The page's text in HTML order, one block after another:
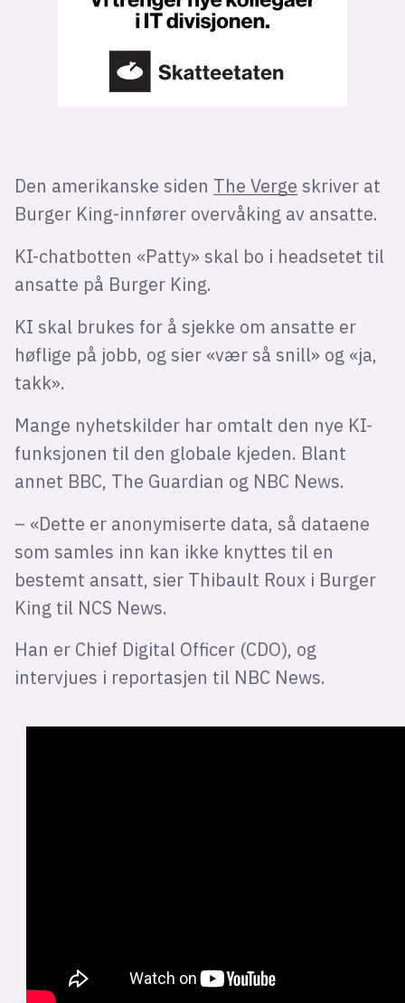
Den amerikanske siden The Verge skriver at
Burger King-innfører overvåking av ansatte.
KI-chatbotten «Patty» skal bo i headsetet til
ansatte på Burger King.
KI skal brukes for å sjekke om ansatte er
høflige på jobb, og sier «vær så snill» og «ja,
takk».
Mange nyhetskilder har omtalt den nye KI-
funksjonen til den globale kjeden. Blant
annet BBC, The Guardian og NBC News.
– «Dette er anonymiserte data, så dataene
som samles inn kan ikke knyttes til en
bestemt ansatt, sier Thibault Roux i Burger
King til NCS News.
Han er Chief Digital Officer (CDO), og
intervjues i reportasjen til NBC News.